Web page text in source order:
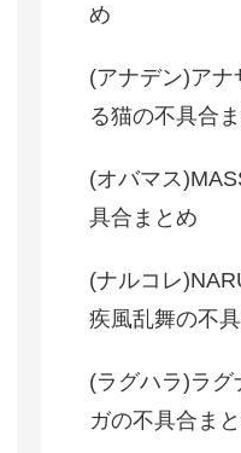
め
(アナデン)アナ
る猫の不具合
(オバマス
具合まとめ
(ナルコレ
疾風乱舞の不
(ラグハラ)ラ
ガの不具合ま